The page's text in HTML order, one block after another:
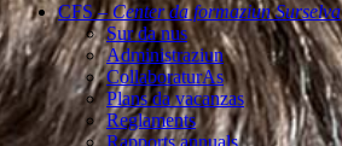
CFS –Center da formaziun Surselva
Sur da nus
Administraziun
CollaboraturAs
Plans da vacanzas
Reglaments
Rapports annuals